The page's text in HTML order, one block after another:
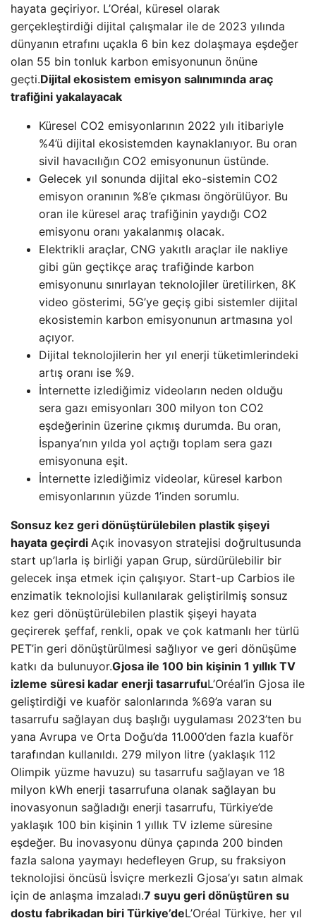
hayata geçiriyor. L’Oréal, küresel olarak
gerçekleştirdiği dijital çalışmalar ile de 2023 yılında
dünyanın etrafını uçakla 6 bin kez dolaşmaya eşdeğer
olan 55 bin tonluk karbon emisyonunun önüne
geçti.Dijital ekosistem emisyon salınımında araç
trafiğini yakalayacak
Küresel CO2 emisyonlarının 2022 yılı itibariyle
%4’ü dijital ekosistemden kaynaklanıyor. Bu oran
sivil havacılığın CO2 emisyonunun üstünde.
Gelecek yıl sonunda dijital eko-sistemin CO2
emisyon oranının %8’e çıkması öngörülüyor. Bu
oran ile küresel araç trafiğinin yaydığı CO2
emisyonu oranı yakalanmış olacak.
Elektrikli araçlar, CNG yakıtlı araçlar ile nakliye
gibi gün geçtikçe araç trafiğinde karbon
emisyonunu sınırlayan teknolojiler üretilirken, 8K
video gösterimi, 5G’ye geçiş gibi sistemler dijital
ekosistemin karbon emisyonunun artmasına yol
açıyor.
Dijital teknolojilerin her yıl enerji tüketimlerindeki
artış oranı ise %9.
İnternette izlediğimiz videoların neden olduğu
sera gazı emisyonları 300 milyon ton CO2
eşdeğerinin üzerine çıkmış durumda. Bu oran,
İspanya’nın yılda yol açtığı toplam sera gazı
emisyonuna eşit.
İnternette izlediğimiz videolar, küresel karbon
emisyonlarının yüzde 1’inden sorumlu.
Sonsuz kez geri dönüştürülebilen plastik şişeyi
hayata geçirdi Açık inovasyon stratejisi doğrultusunda
start up’larla iş birliği yapan Grup, sürdürülebilir bir
gelecek inşa etmek için çalışıyor. Start-up Carbios ile
enzimatik teknolojisi kullanılarak geliştirilmiş sonsuz
kez geri dönüştürülebilen plastik şişeyi hayata
geçirerek şeffaf, renkli, opak ve çok katmanlı her türlü
PET’in geri dönüştürülmesi sağlıyor ve geri dönüşüme
katkı da bulunuyor.Gjosa ile 100 bin kişinin 1 yıllık TV
izleme süresi kadar enerji tasarrufuL’Oréal’in Gjosa ile
geliştirdiği ve kuaför salonlarında %69’a varan su
tasarrufu sağlayan duş başlığı uygulaması 2023’ten bu
yana Avrupa ve Orta Doğu’da 11.000’den fazla kuaför
tarafından kullanıldı. 279 milyon litre (yaklaşık 112
Olimpik yüzme havuzu) su tasarrufu sağlayan ve 18
milyon kWh enerji tasarrufuna olanak sağlayan bu
inovasyonun sağladığı enerji tasarrufu, Türkiye’de
yaklaşık 100 bin kişinin 1 yıllık TV izleme süresine
eşdeğer. Bu inovasyonu dünya çapında 200 binden
fazla salona yaymayı hedefleyen Grup, su fraksiyon
teknolojisi öncüsü İsviçre merkezli Gjosa’yı satın almak
için de anlaşma imzaladı.7 suyu geri dönüştüren su
dostu fabrikadan biri Türkiye’deL’Oréal Türkiye, her yıl